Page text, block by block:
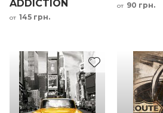
ADDICTION
мотивационная
от 145 грн.
от 90 грн.